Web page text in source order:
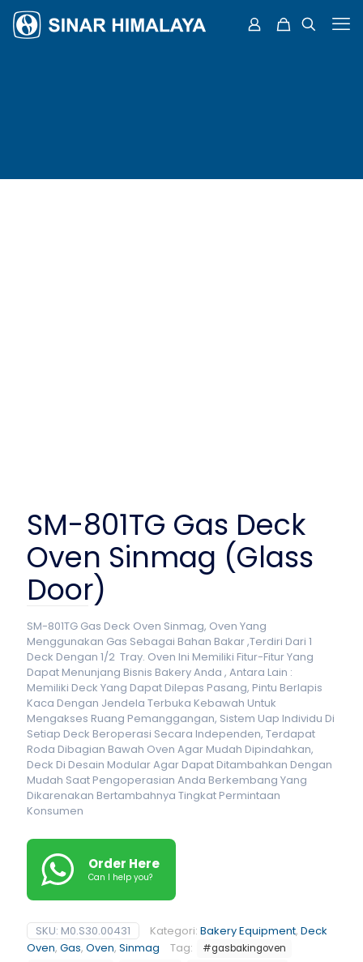
SM-801TG Gas Deck
Oven Sinmag (Glass
Door)
SM-801TG Gas Deck Oven Sinmag, Oven Yang
Menggunakan Gas Sebagai Bahan Bakar ,Terdiri Dari 1
Deck Dengan 1/2 Tray. Oven Ini Memiliki Fitur-Fitur Yang
Dapat Menunjang Bisnis Bakery Anda , Antara Lain :
Memiliki Deck Yang Dapat Dilepas Pasang, Pintu Berlapis
Kaca Dengan Jendela Terbuka Kebawah Untuk
Mengakses Ruang Pemanggangan, Sistem Uap Individu Di
Setiap Deck Beroperasi Secara Independen, Terdapat
Roda Dibagian Bawah Oven Agar Mudah Dipindahkan,
Deck Di Desain Modular Agar Dapat Ditambahkan Dengan
Mudah Saat Pengoperasian Anda Berkembang Yang
Dikarenakan Bertambahnya Tingkat Permintaan
Konsumen
Order Here
Can I help you?
SKU: M0.S30.00431 Kategori: Bakery Equipment, Deck
Oven, Gas, Oven, Sinmag Tag:
#gasbakingoven